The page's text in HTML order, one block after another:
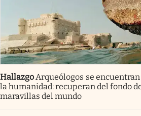
Hallazgo Arqueólogos se
la humanidad: recuperan del fondo
maravillas del mundo